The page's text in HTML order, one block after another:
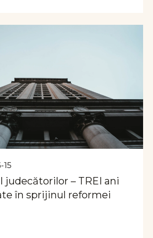
15
judecătorilor – TREI ani
în sprijinul reformei